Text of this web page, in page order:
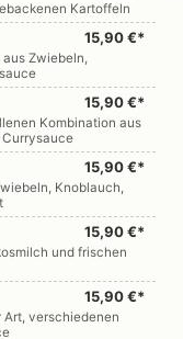
Kartoffeln
15,90 €*
Zwiebeln,
15,90 €*
Kombination aus
15,90 €*
Knoblauch,
15,90 €*
und frischen
15,90 €*
verschiedenen